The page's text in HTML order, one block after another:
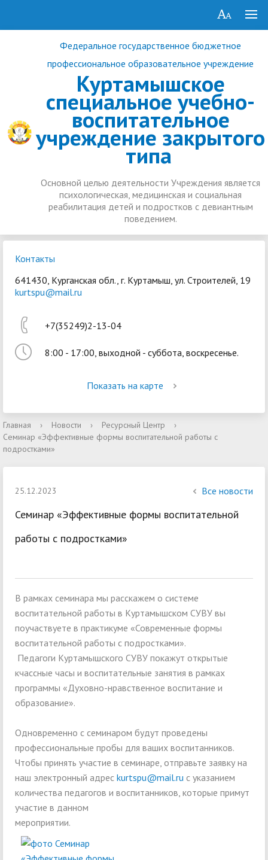
Федеральное государственное бюджетное
профессиональное образовательное учреждение
Куртамышское
специальное учебно-
воспитательное
учреждение закрытого
типа
Основной целью деятельности Учреждения является
психологическая, медицинская и социальная
реабилитация детей и подростков с девиантным
поведением.
Войти
Контакты
641430, Курганская обл., г. Куртамыш, ул. Строителей, 19
kurtspu@mail.ru
+7(35249)2-13-04
8:00 - 17:00, выходной - суббота, воскресенье.
Показать на карте
Главная › Новости › Ресурсный Центр
›
Семинар «Эффективные формы воспитательной работы с
подростками»
25.12.2023 Все новости
Семинар «Эффективные формы воспитательной
работы с подростками»
В рамках семинара мы расскажем о системе
воспитательной работы в Куртамышском СУВУ вы
поучаствуете в практикуме «Современные формы
воспитательной работы с подростками».
Педагоги Куртамышского СУВУ покажут открытые
кчассные часы и воспитательные занятия в рамках
программы «Духовно-нравственное воспитание и
образование».
Одновременно с семинаром будут проведены
профессиональные пробы для ваших воспитанников.
Чтобы принять участие в семинаре, отправьте заявку на
наш электронный адрес kurtspu@mail.ru с указанием
количества педагогов и воспитанников, которые примут
участие в данном
мероприятии.